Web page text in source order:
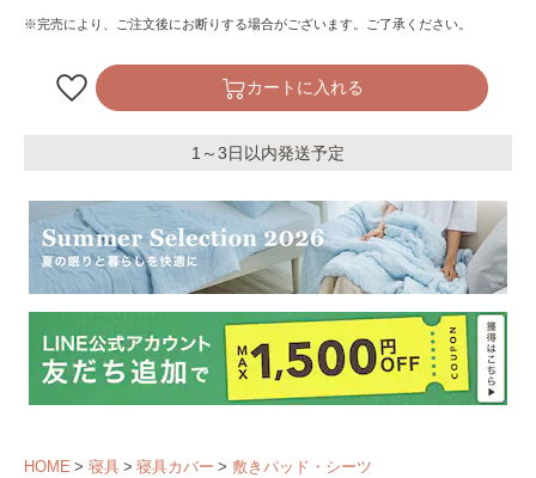
※完売により、ご注文後にお断りする場合がございます。ご了承ください。
カートに入れる
1～3日以内発送予定
HOME 寝具 寝具カバー
敷きパッド・シーツ